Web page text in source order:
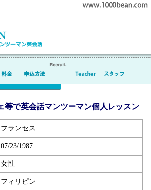
等で英会話マンツーマン個人レッスン
フランセス
07/23/1987
女性
フィリピン